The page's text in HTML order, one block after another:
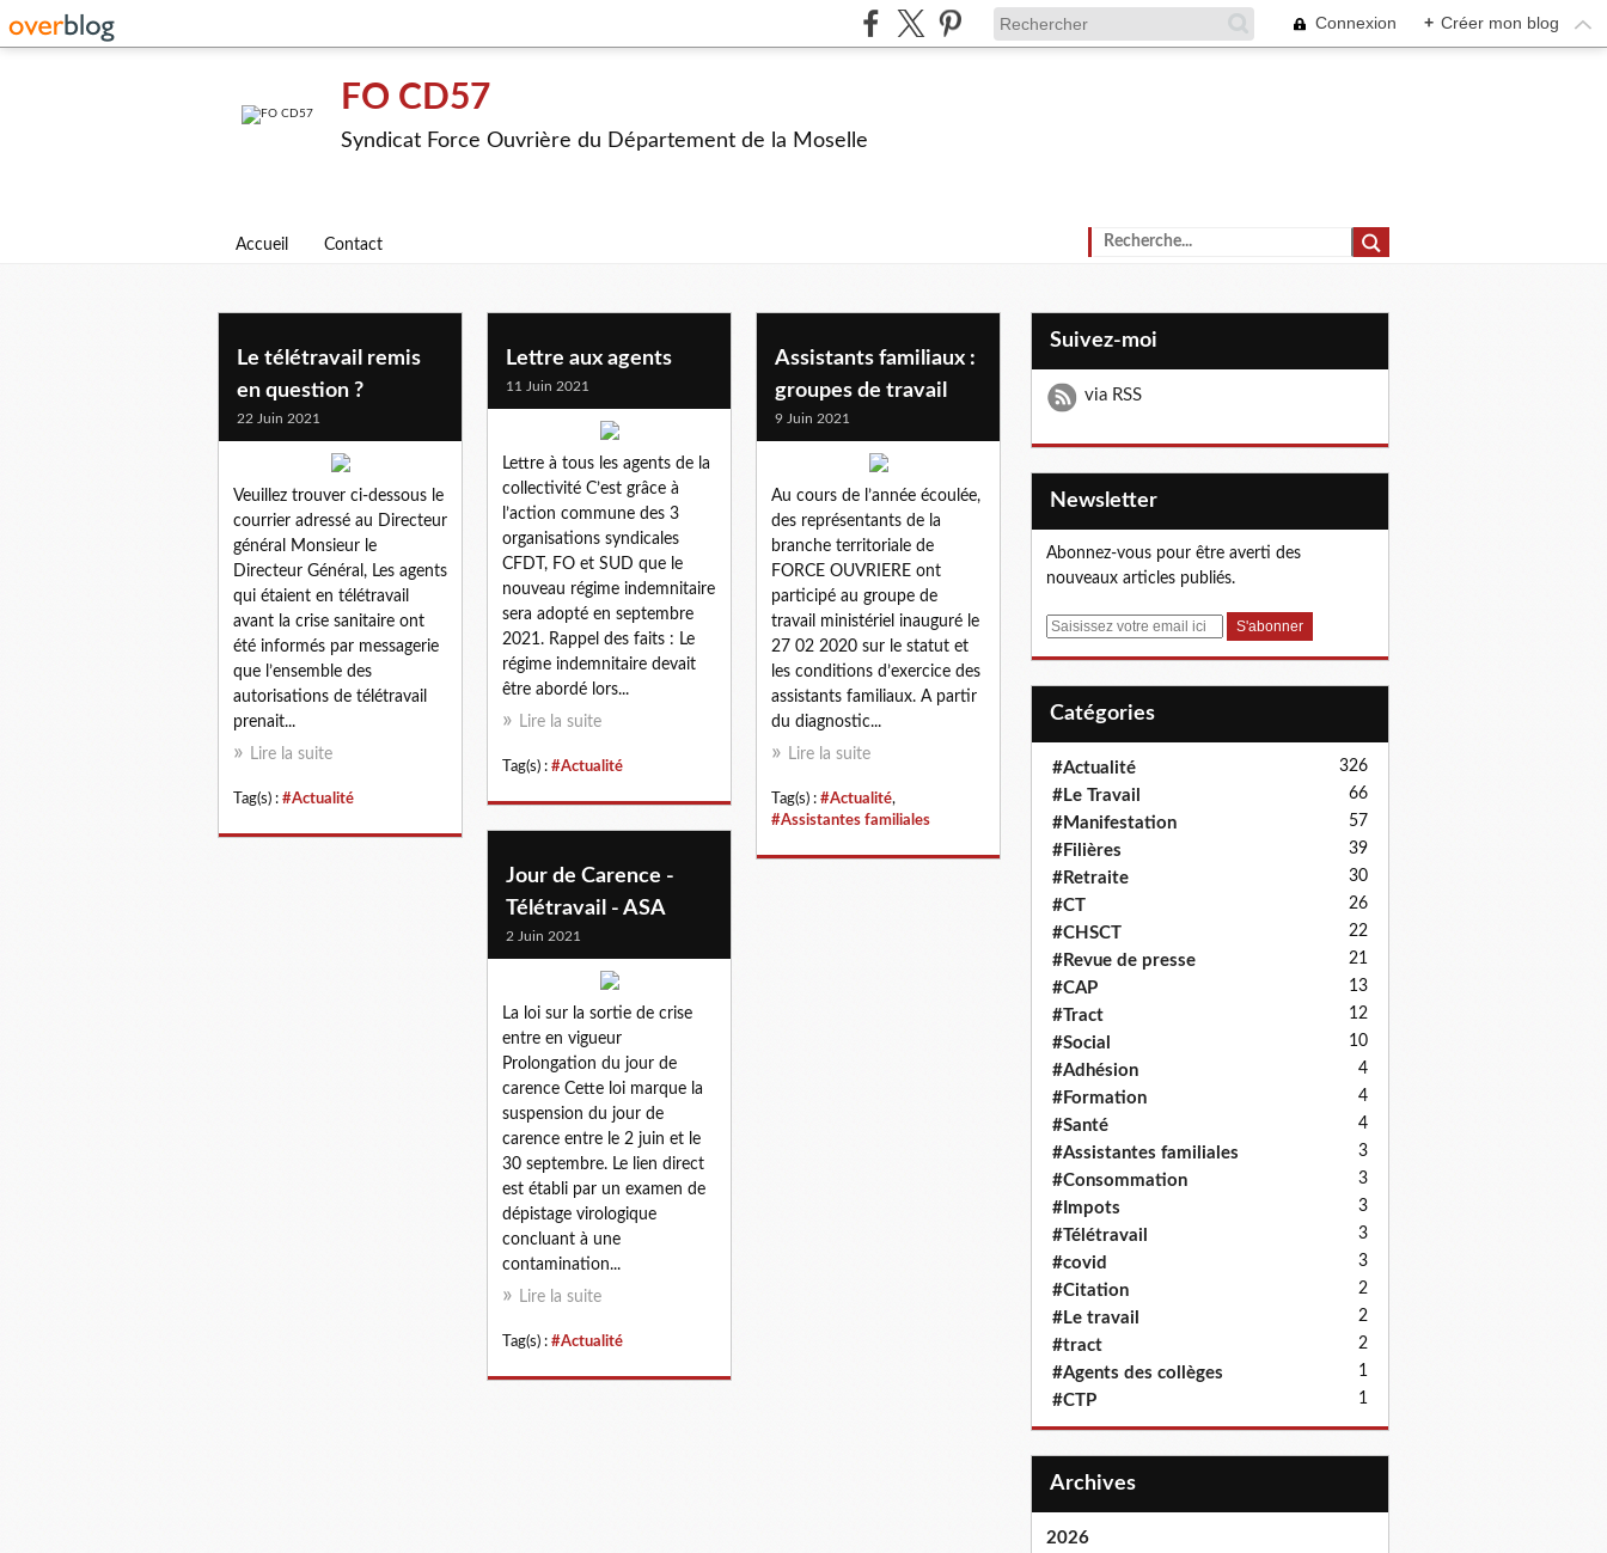
Connexion + Créer mon blog
FO CD57
Syndicat Force Ouvrière du Département de la Moselle
Accueil Contact
Le télétravail remis
en question ?
22 Juin 2021
Veuillez trouver ci-dessous le
courrier adressé au Directeur
général Monsieur le
Directeur Général, Les agents
qui étaient en télétravail
avant la crise sanitaire ont
été informés par messagerie
que l’ensemble des
autorisations de télétravail
prenait...
Lire la suite
Tag(s) : #Actualité
Lettre aux agents
11 Juin 2021
Lettre à tous les agents de la
collectivité C’est grâce à
l’action commune des 3
organisations syndicales
CFDT, FO et SUD que le
nouveau régime indemnitaire
sera adopté en septembre
2021. Rappel des faits : Le
régime indemnitaire devait
être abordé lors...
Lire la suite
Tag(s) : #Actualité
Assistants familiaux :
groupes de travail
9 Juin 2021
Au cours de l’année écoulée,
des représentants de la
branche territoriale de
FORCE OUVRIERE ont
participé au groupe de
travail ministériel inauguré le
27 02 2020 sur le statut et
les conditions d’exercice des
assistants familiaux. A partir
du diagnostic...
Lire la suite
Tag(s) : #Actualité,
#Assistantes familiales
Jour de Carence -
Télétravail - ASA
2 Juin 2021
La loi sur la sortie de crise
entre en vigueur
Prolongation du jour de
carence Cette loi marque la
suspension du jour de
carence entre le 2 juin et le
30 septembre. Le lien direct
est établi par un examen de
dépistage virologique
concluant à une
contamination...
Lire la suite
Tag(s) : #Actualité
Suivez-moi
via RSS
Newsletter
Abonnez-vous pour être averti des
nouveaux articles publiés.
E
Catégories
#Actualité 326
#Le Travail 66
#Manifestation 57
#Filières 39
#Retraite 30
#CT 26
#CHSCT 22
#Revue de presse 21
#CAP 13
#Tract 12
#Social 10
#Adhésion 4
#Formation 4
#Santé 4
#Assistantes familiales 3
#Consommation 3
#Impots 3
#Télétravail 3
#covid 3
#Citation 2
#Le travail 2
#tract 2
#Agents des collèges 1
#CTP 1
Archives
2026